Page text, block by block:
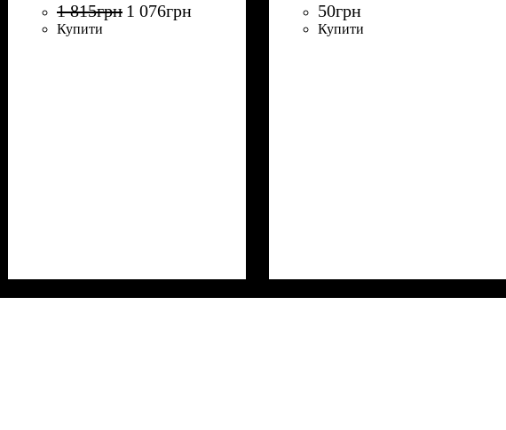
1 815грн 1 076грн
Купити
50грн
Купити